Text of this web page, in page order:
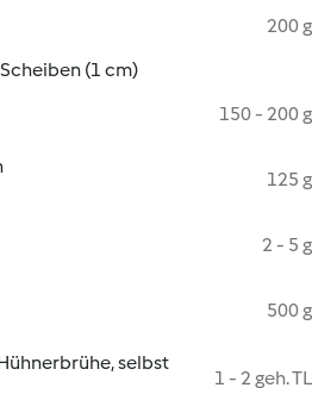
200 g
(1 cm)
150 - 200 g
125 g
2 - 5 g
500 g
selbst
1 - 2 geh. TL